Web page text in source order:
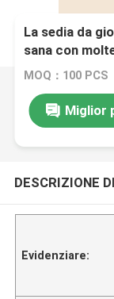
La sedia da
sana con
poggiatesta,
MOQ：100 PCS
Miglior
DESCRIZIONE
Evidenziare: